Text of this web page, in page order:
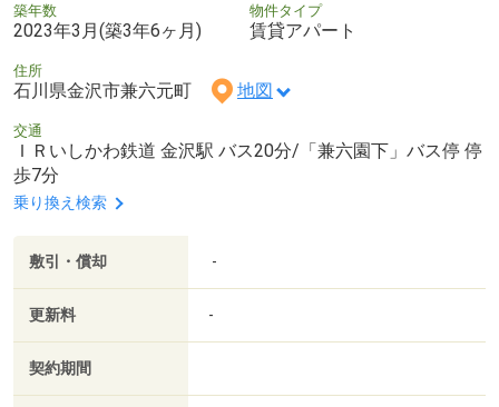
築年数
2023年3月(築3年6ヶ月)
物件タイプ
賃貸アパート
住所
石川県金沢市兼六元町 地図
交通
ＩＲいしかわ鉄道 金沢駅 バス20分/「兼六園下」バス停 停
歩7分
乗り換え検索
敷引・償却 -
更新料 -
契約期間